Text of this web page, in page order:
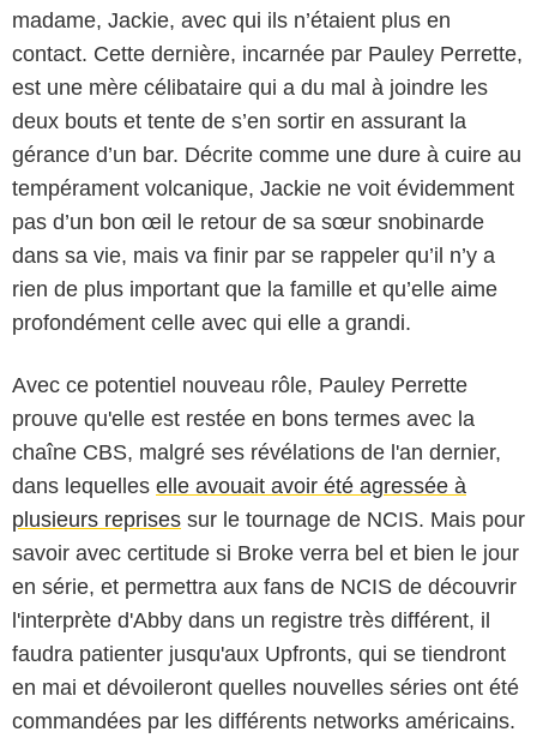
madame, Jackie, avec qui ils n’étaient plus en
contact. Cette dernière, incarnée par Pauley Perrette,
est une mère célibataire qui a du mal à joindre les
deux bouts et tente de s’en sortir en assurant la
gérance d’un bar. Décrite comme une dure à cuire au
tempérament volcanique, Jackie ne voit évidemment
pas d’un bon œil le retour de sa sœur snobinarde
dans sa vie, mais va finir par se rappeler qu’il n’y a
rien de plus important que la famille et qu’elle aime
profondément celle avec qui elle a grandi.
Avec ce potentiel nouveau rôle, Pauley Perrette
prouve qu'elle est restée en bons termes avec la
chaîne CBS, malgré ses révélations de l'an dernier,
dans lequelles elle avouait avoir été agressée à
plusieurs reprises sur le tournage de NCIS. Mais pour
savoir avec certitude si Broke verra bel et bien le jour
en série, et permettra aux fans de NCIS de découvrir
l'interprète d'Abby dans un registre très différent, il
faudra patienter jusqu'aux Upfronts, qui se tiendront
en mai et dévoileront quelles nouvelles séries ont été
commandées par les différents networks américains.